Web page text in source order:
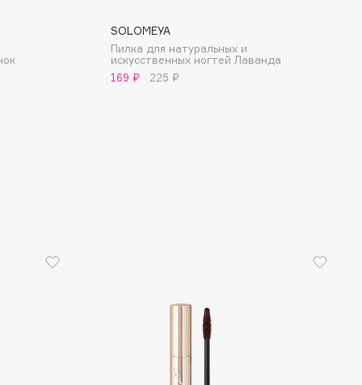
SOLOMEYA
Пилка для натуральных и
искусственных ногтей Лаванда
169 ₽
225 ₽